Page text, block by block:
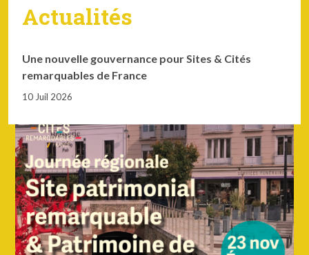
Actualités
Une nouvelle gouvernance pour Sites & Cités
remarquables de France
10 Juil 2026